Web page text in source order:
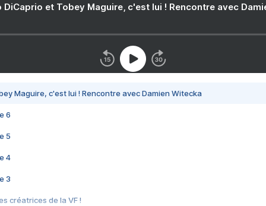
DiCaprio et Tobey Maguire, c'est lui ! Rencontre avec
Maguire, c'est lui ! Rencontre avec Damien Witecka
6
5
4
3
créatrices de la VF !